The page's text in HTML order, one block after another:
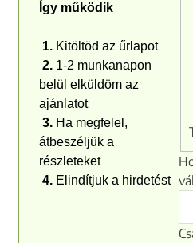
Így működik
1. Kitöltöd az űrlapot
2. 1-2 munkanapon
belül elküldöm az
ajánlatot
3. Ha megfelel,
átbeszéljük a
részleteket
4. Elindítjuk a hirdetést